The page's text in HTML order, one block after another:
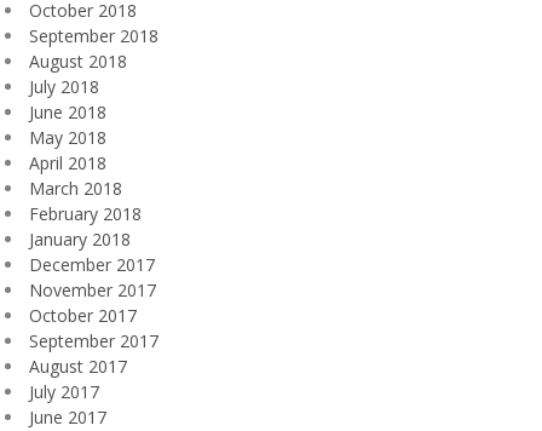
October 2018
September 2018
August 2018
July 2018
June 2018
May 2018
April 2018
March 2018
February 2018
January 2018
December 2017
November 2017
October 2017
September 2017
August 2017
July 2017
June 2017